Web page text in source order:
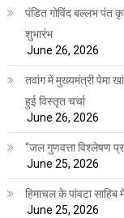
पंडित गोविंद बल्लभ पंत
शुभारंभ
June 26, 2026
तवांग में मुख्यमंत्री पेमा
हुई विस्तृत चर्चा
June 26, 2026
“जल गुणवत्ता विश्लेषण
June 25, 2026
हिमाचल के पांवटा
June 25, 2026